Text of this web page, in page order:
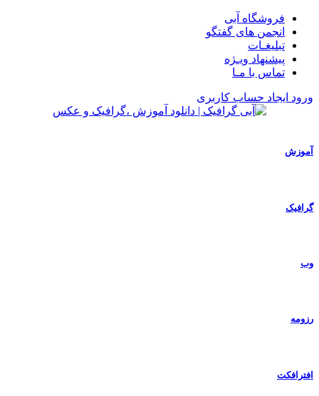
فروشگاه آبی
انجمن های گفتگو
تبلیغـات
پیشنهاد ویـژه
تماس با مـا
ورود ایجاد حساب کاربری
آموزش
گرافیک
وب
رزومه
افترافکت